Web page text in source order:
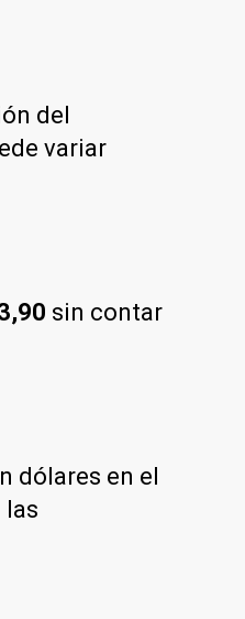
del
variar
sin contar
dólares en el
las